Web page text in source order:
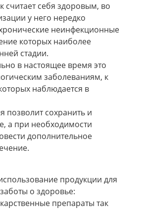
считает себя здоровым, во
у него нередко
неинфекционные
которых наиболее
стадии.
в настоящее время это
заболеваниям, к
наблюдается в
позволит сохранить и
а при необходимости
дополнительное
продукции для
о здоровье:
препараты так